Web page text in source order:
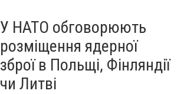
У НАТО обговорюють
розміщення ядерної
зброї в Польщі, Фінляндії
чи Литві